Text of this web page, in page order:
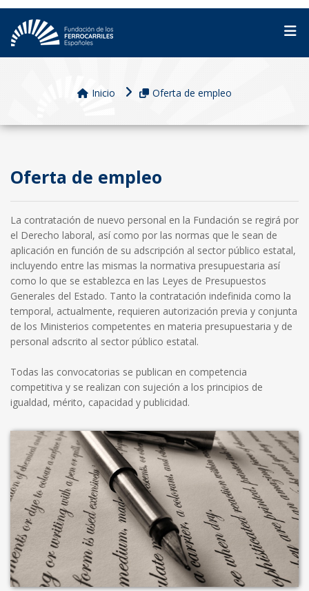
Inicio Oferta de empleo
Oferta de empleo
La contratación de nuevo personal en la Fundación se regirá por
el Derecho laboral, así como por las normas que le sean de
aplicación en función de su adscripción al sector público estatal,
incluyendo entre las mismas la normativa presupuestaria así
como lo que se establezca en las Leyes de Presupuestos
Generales del Estado. Tanto la contratación indefinida como la
temporal, actualmente, requieren autorización previa y conjunta
de los Ministerios competentes en materia presupuestaria y de
personal adscrito al sector público estatal.
Todas las convocatorias se publican en competencia
competitiva y se realizan con sujeción a los principios de
igualdad, mérito, capacidad y publicidad.